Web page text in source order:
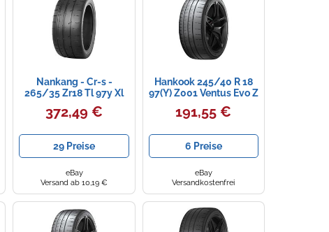
Nankang - Cr-s -
265/35 Zr18 Tl 97y Xl
Bsw - Sommerreifen
372,49 €
29 Preise
eBay
Versand ab 10,19 €
Hankook 245/40 R 18
97(Y) Z001 Ventus Evo Z
Tl Xl Fr Sommerreifen
191,55 €
6 Preise
eBay
Versandkostenfrei